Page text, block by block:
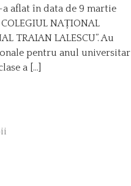
aflat în data de 9 martie
NAȚIONAL
TRAIAN LALESCU”. Au
pentru anul universitar
a […]